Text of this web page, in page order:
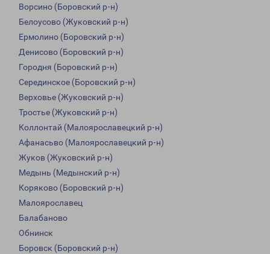
Ворсино (Боровский р-н)
Белоусово (Жуковский р-н)
Ермолино (Боровский р-н)
Денисово (Боровский р-н)
Городня (Боровский р-н)
Серединское (Боровский р-н)
Верховье (Жуковский р-н)
Тростье (Жуковский р-н)
Коллонтай (Малоярославецкий р-н)
Афанасьво (Малоярославецкий р-н)
Жуков (Жуковский р-н)
Медынь (Медынский р-н)
Коряково (Боровский р-н)
Малоярославец
Балабаново
Обнинск
Боровск (Боровский р-н)